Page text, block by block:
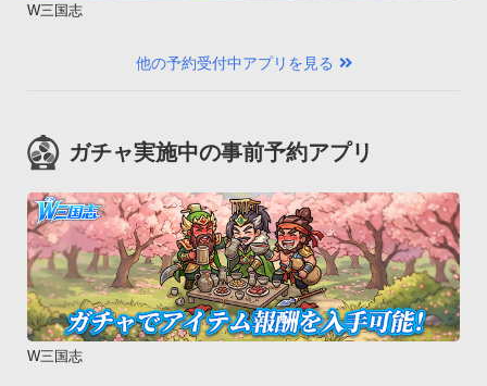
W三国志
他の予約受付中アプリを見る
ガチャ実施中の事前予約アプリ
W三国志